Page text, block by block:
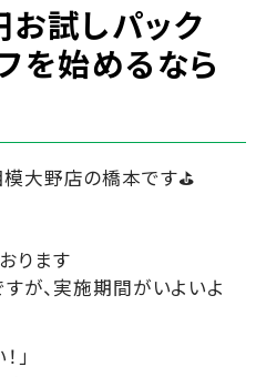
お試しパック
を始めるなら
模大野店の橋本です⛳️
ります
すが、実施期間がいよいよ
」